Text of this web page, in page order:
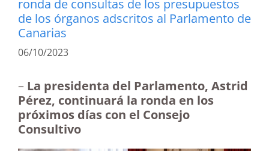
ronda de consultas de los presupuestos
de los órganos adscritos al Parlamento de
Canarias
06/10/2023
– La presidenta del Parlamento, Astrid
Pérez, continuará la ronda en los
próximos días con el Consejo
Consultivo